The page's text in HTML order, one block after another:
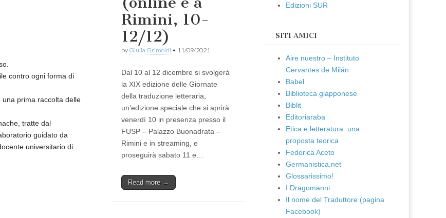
contro ogni forma di
una prima raccolta delle
tratte dal
guidato da
universitario di
Rimini, 10-
12/12)
by Giulia Grimoldi • 11/09/2021
Dal 10 al 12 dicembre si svolgerà
la XIX edizione delle Giornate
della traduzione letteraria,
un’edizione speciale che si aprirà
venerdì 10 in presenza presso il
FUSP – Palazzo Buonadrata –
Rimini e in streaming, e
proseguirà sabato 11 e…
Read more →
Edizioni SUR
SITI AMICI
Aire nuestro – Instituto
Cervantes de Milán
Babel
Biblioteca giapponese
Biblit
Editoriaraba
Etica e letteratura: una
proposta teorica
Federica Aceto
Germanistica.net
Glossarissimo!
I Dragomanni
Il nome del Traduttore (pagina
Facebook)